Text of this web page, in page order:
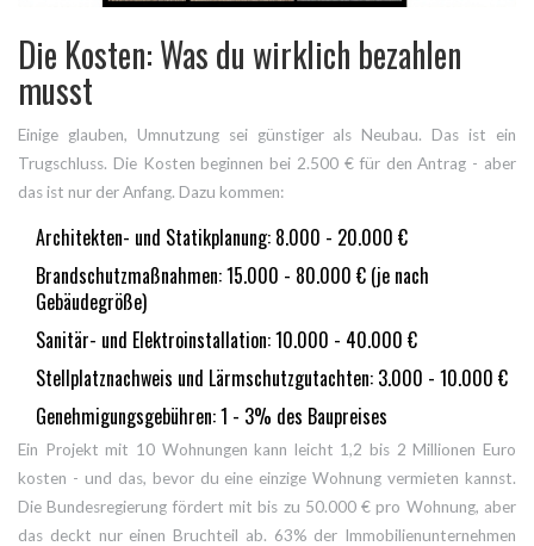
Die Kosten: Was du wirklich bezahlen
musst
Einige glauben, Umnutzung sei günstiger als Neubau. Das ist ein
Trugschluss. Die Kosten beginnen bei 2.500 € für den Antrag - aber
das ist nur der Anfang. Dazu kommen:
Architekten- und Statikplanung: 8.000 - 20.000 €
Brandschutzmaßnahmen: 15.000 - 80.000 € (je nach
Gebäudegröße)
Sanitär- und Elektroinstallation: 10.000 - 40.000 €
Stellplatznachweis und Lärmschutzgutachten: 3.000 - 10.000 €
Genehmigungsgebühren: 1 - 3% des Baupreises
Ein Projekt mit 10 Wohnungen kann leicht 1,2 bis 2 Millionen Euro
kosten - und das, bevor du eine einzige Wohnung vermieten kannst.
Die Bundesregierung fördert mit bis zu 50.000 € pro Wohnung, aber
das deckt nur einen Bruchteil ab. 63% der Immobilienunternehmen